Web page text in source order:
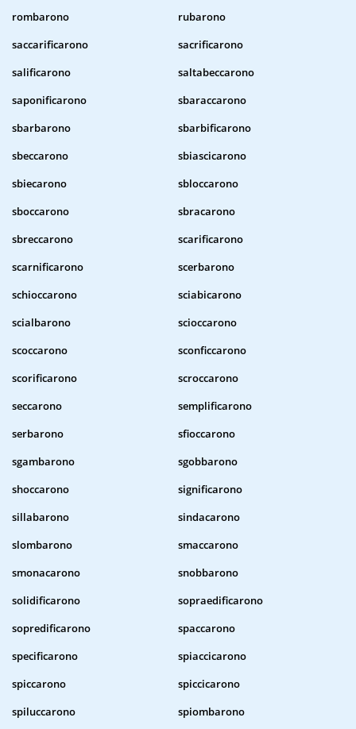
rombarono
rubarono
saccarificarono
sacrificarono
salificarono
saltabeccarono
saponificarono
sbaraccarono
sbarbarono
sbarbificarono
sbeccarono
sbiascicarono
sbiecarono
sbloccarono
sboccarono
sbracarono
sbreccarono
scarificarono
scarnificarono
scerbarono
schioccarono
sciabicarono
scialbarono
scioccarono
scoccarono
sconficcarono
scorificarono
scroccarono
seccarono
semplificarono
serbarono
sfioccarono
sgambarono
sgobbarono
shoccarono
significarono
sillabarono
sindacarono
slombarono
smaccarono
smonacarono
snobbarono
solidificarono
sopraedificarono
sopredificarono
spaccarono
specificarono
spiaccicarono
spiccarono
spiccicarono
spiluccarono
spiombarono